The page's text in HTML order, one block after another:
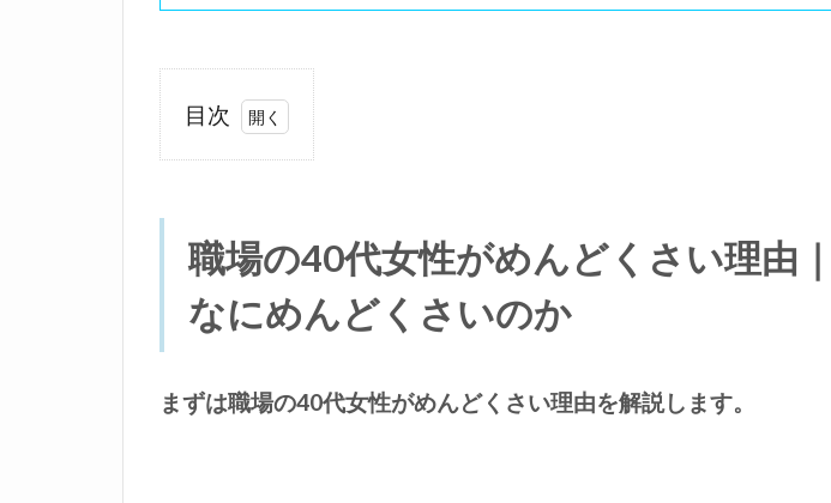
目次
1
の
40
代
女
が
職場の40代女性がめんどくさい理由
なにめんどくさいのか
まずは職場の40代女性がめんどくさい理由を解説します。